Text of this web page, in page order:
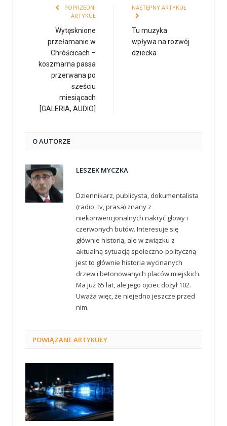
POPRZEDNI
ARTYKUŁ
Wytęsknione
przełamanie w
Chróścicach –
koszmarna passa
przerwana po
sześciu
miesiącach
[GALERIA, AUDIO]
NASTĘPNY ARTYKUŁ
Tu muzyka
wpływa na rozwój
dziecka
O AUTORZE
LESZEK MYCZKA
Dziennikarz, publicysta, dokumentalista
(radio, tv, prasa) znany z
niekonwencjonalnych nakryć głowy i
czerwonych butów. Interesuje się
głównie historią, ale w związku z
aktualną sytuacją społeczno-polityczną
jest to głównie historia wycinanych
drzew i betonowanych placów miejskich.
Ma już 65 lat, ale jego ojciec dożył 102.
Uważa więc, że niejedno jeszcze przed
nim.
POWIĄZANEARTYKUŁY